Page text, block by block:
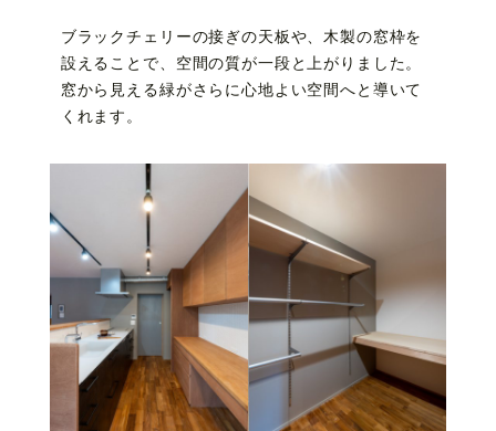
ブラックチェリーの接ぎの天板や、木製の窓枠を
設えることで、空間の質が一段と上がりました。
窓から見える緑がさらに心地よい空間へと導いて
くれます。